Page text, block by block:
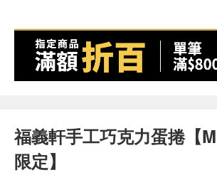
福義軒手工巧克力蛋捲【
限定】